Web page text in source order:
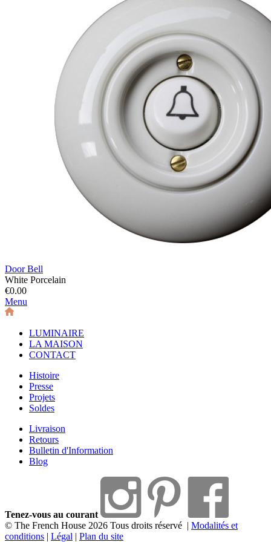
Door Bell
White Porcelain
€0.00
Menu
LUMINAIRE
LA MAISON
CONTACT
Histoire
Presse
Projets
Soldes
Livraison
Retours
Bulletin d'Information
Blog
Tenez-vous au courant
© The French House 2026 Tous droits réservé | Modalités et
conditions | Légal | Plan du site